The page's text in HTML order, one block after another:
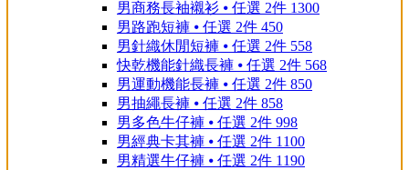
男商務長袖襯衫 ⦁ 任選 2件 1300
男路跑短褲 ⦁ 任選 2件 450
男針織休閒短褲 ⦁ 任選 2件 558
快乾機能針織長褲 ⦁ 任選 2件 568
男運動機能長褲 ⦁ 任選 2件 850
男抽繩長褲 ⦁ 任選 2件 858
男多色牛仔褲 ⦁ 任選 2件 998
男經典卡其褲 ⦁ 任選 2件 1100
男精選牛仔褲 ⦁ 任選 2件 1190